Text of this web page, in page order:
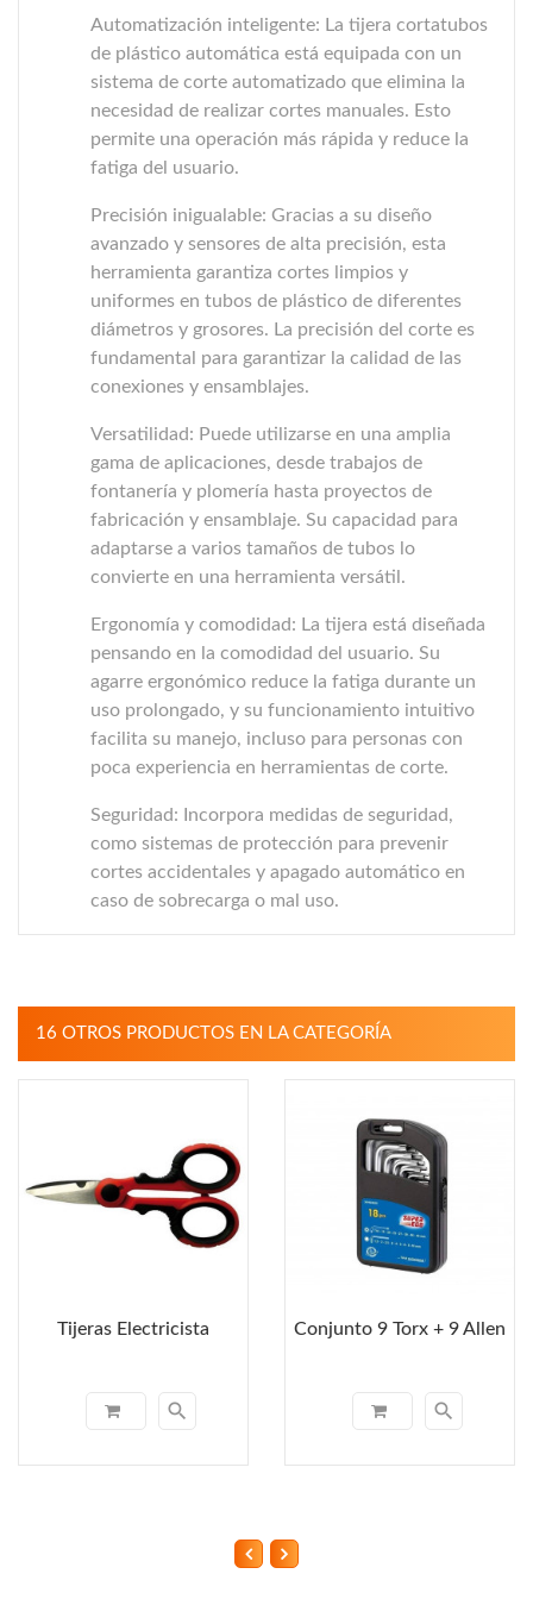
Automatización inteligente: La tijera cortatubos
de plástico automática está equipada con un
sistema de corte automatizado que elimina la
necesidad de realizar cortes manuales. Esto
permite una operación más rápida y reduce la
fatiga del usuario.
Precisión inigualable: Gracias a su diseño
avanzado y sensores de alta precisión, esta
herramienta garantiza cortes limpios y
uniformes en tubos de plástico de diferentes
diámetros y grosores. La precisión del corte es
fundamental para garantizar la calidad de las
conexiones y ensamblajes.
Versatilidad: Puede utilizarse en una amplia
gama de aplicaciones, desde trabajos de
fontanería y plomería hasta proyectos de
fabricación y ensamblaje. Su capacidad para
adaptarse a varios tamaños de tubos lo
convierte en una herramienta versátil.
Ergonomía y comodidad: La tijera está diseñada
pensando en la comodidad del usuario. Su
agarre ergonómico reduce la fatiga durante un
uso prolongado, y su funcionamiento intuitivo
facilita su manejo, incluso para personas con
poca experiencia en herramientas de corte.
Seguridad: Incorpora medidas de seguridad,
como sistemas de protección para prevenir
cortes accidentales y apagado automático en
caso de sobrecarga o mal uso.
16 OTROS PRODUCTOS EN LA CATEGORÍA
Tijeras Electricista
search
Conjunto 9 Torx + 9 Allen
search